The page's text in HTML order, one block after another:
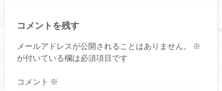
コメントを残す
メールアドレスが公開されることはありません。
※
が付いている欄は必須項目です
コメント ※